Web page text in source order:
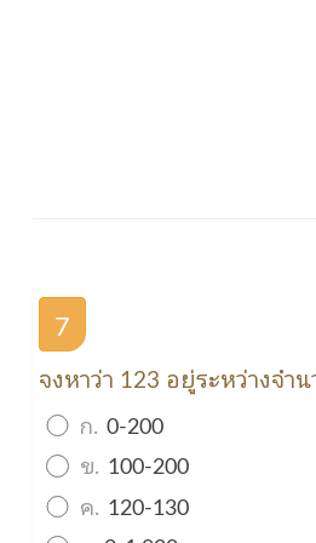
7
จงหาว่า 123 อยู่ระหว่างจำ
ก. 0-200
ข. 100-200
ค. 120-130